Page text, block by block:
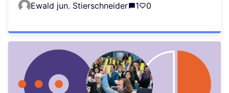
Ewald jun. Stierschneider 1 0